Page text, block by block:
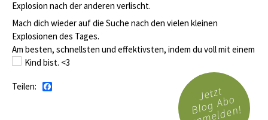
Explosion nach der anderen verlischt.
Mach dich wieder auf die Suche nach den vielen kleinen
Explosionen des Tages.
Am besten, schnellsten und effektivsten, indem du voll mit einem
Kind bist. <3
Teilen: Jetzt
Blog Abo